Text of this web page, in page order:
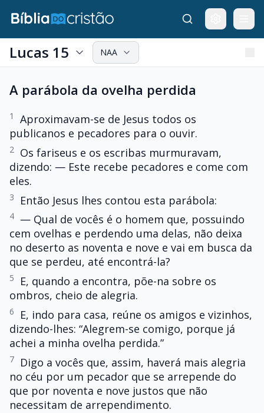
Lucas 15 NAA
A parábola da ovelha perdida
1
Aproximavam-se de Jesus todos os
publicanos e pecadores para o ouvir.
2
Os fariseus e os escribas murmuravam,
dizendo: — Este recebe pecadores e come com
eles.
3 Então Jesus lhes contou esta parábola:
4 — Qual de vocês é o homem que, possuindo
cem ovelhas e perdendo uma delas, não deixa
no deserto as noventa e nove e vai em busca da
que se perdeu, até encontrá-la?
5
E, quando a encontra, põe-na sobre os
ombros, cheio de alegria.
6
E, indo para casa, reúne os amigos e vizinhos,
dizendo-lhes: “Alegrem-se comigo, porque já
achei a minha ovelha perdida.”
7
Digo a vocês que, assim, haverá mais alegria
no céu por um pecador que se arrepende do
que por noventa e nove justos que não
necessitam de arrependimento.